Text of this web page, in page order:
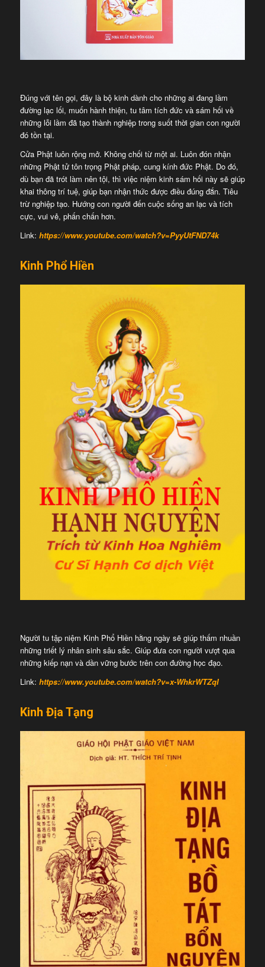
Đúng với tên gọi, đây là bộ kinh dành cho những ai đang lầm
đường lạc lối, muốn hành thiện, tu tâm tích đức và sám hối về
những lỗi lầm đã tạo thành nghiệp trong suốt thời gian con người
đó tồn tại.
Cửa Phật luôn rộng mở. Không chối từ một ai. Luôn đón nhận
những Phật tử tôn trọng Phật pháp, cung kính đức Phật. Do đó,
dù bạn đã trót làm nên tội, thì việc niệm kinh sám hối này sẽ giúp
khai thông trí tuệ, giúp bạn nhận thức được điều đúng đắn. Tiêu
trừ nghiệp tạo. Hướng con người đến cuộc sống an lạc và tích
cực, vui vẻ, phấn chấn hơn.
Link: https://www.youtube.com/watch?v=PyyUtFND74k
Kinh Phổ Hiền
Người tu tập niệm Kinh Phổ Hiền hằng ngày sẽ giúp thấm nhuần
những triết lý nhân sinh sâu sắc. Giúp đưa con người vượt qua
những kiếp nạn và dần vững bước trên con đường học đạo.
Link: https://www.youtube.com/watch?v=x-WhkrWTZqI
Kinh Địa Tạng